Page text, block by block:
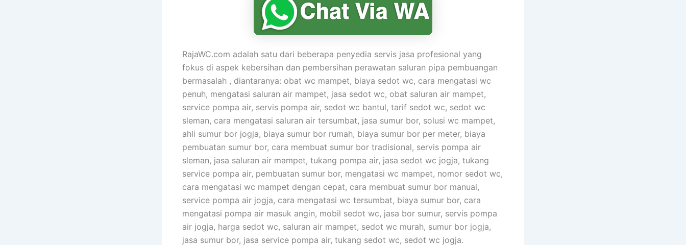
RajaWC.com adalah satu dari beberapa penyedia servis jasa profesional yang
fokus di aspek kebersihan dan pembersihan perawatan saluran pipa pembuangan
bermasalah , diantaranya: obat wc mampet, biaya sedot wc, cara mengatasi wc
penuh, mengatasi saluran air mampet, jasa sedot wc, obat saluran air mampet,
service pompa air, servis pompa air, sedot wc bantul, tarif sedot wc, sedot wc
sleman, cara mengatasi saluran air tersumbat, jasa sumur bor, solusi wc mampet,
ahli sumur bor jogja, biaya sumur bor rumah, biaya sumur bor per meter, biaya
pembuatan sumur bor, cara membuat sumur bor tradisional, servis pompa air
sleman, jasa saluran air mampet, tukang pompa air, jasa sedot wc jogja, tukang
service pompa air, pembuatan sumur bor, mengatasi wc mampet, nomor sedot wc,
cara mengatasi wc mampet dengan cepat, cara membuat sumur bor manual,
service pompa air jogja, cara mengatasi wc tersumbat, biaya sumur bor, cara
mengatasi pompa air masuk angin, mobil sedot wc, jasa bor sumur, servis pompa
air jogja, harga sedot wc, saluran air mampet, sedot wc murah, sumur bor jogja,
jasa sumur bor, jasa service pompa air, tukang sedot wc, sedot wc jogja.